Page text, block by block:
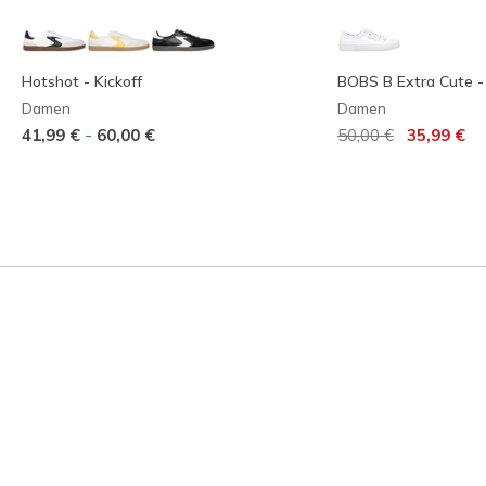
Hotshot - Kickoff
Damen
41,99 € - 60,00 €
BOBS B Extra Cute
Damen
Reduziert von
50,00 €auf35,99 €